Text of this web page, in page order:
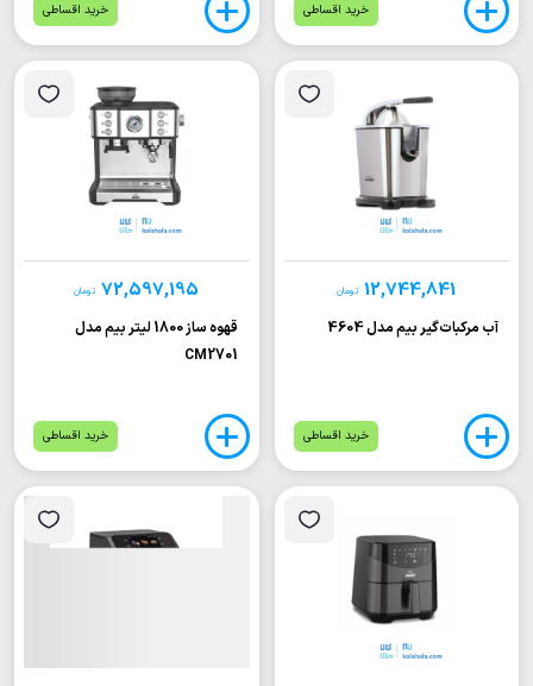
خرید اقساطی خرید اقساطی
12,744,841 تومان
آب مرکبات‌گیر بیم مدل 4604
خرید اقساطی
72,597,195 تومان
قهوه ساز 1800 لیتر بیم مدل
CM2701
خرید اقساطی